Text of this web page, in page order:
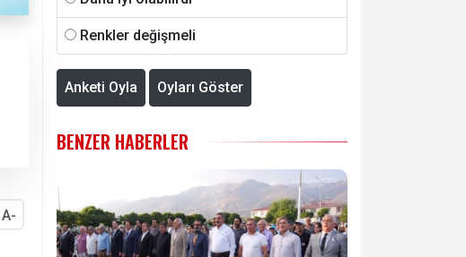
A-
Renkler değişmeli
Anketi Oyla Oyları Göster
BENZER HABERLER